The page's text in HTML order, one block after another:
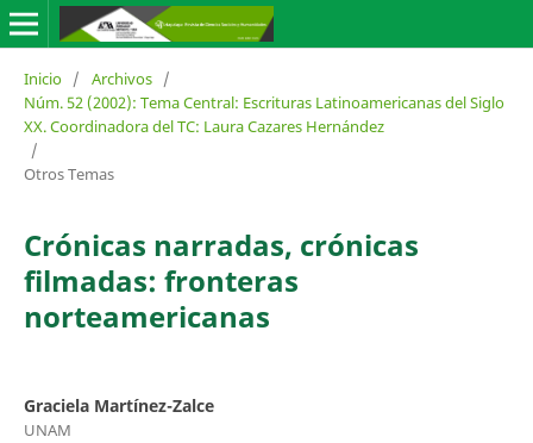
Inicio / Archivos /
Núm. 52 (2002): Tema Central: Escrituras Latinoamericanas del Siglo
XX. Coordinadora del TC: Laura Cazares Hernández
/
Otros Temas
Crónicas narradas, crónicas
filmadas: fronteras
norteamericanas
Graciela Martínez-Zalce
UNAM